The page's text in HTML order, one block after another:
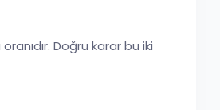
Doğru karar bu iki